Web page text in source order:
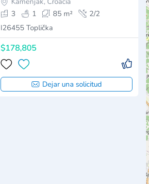
3
1 85 m²
2/2
I26455 Toplička
$178,805
Dejar una solicitud